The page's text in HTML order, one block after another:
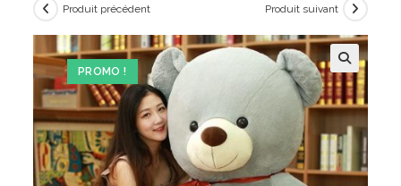
PROMO !
Produit précédent Produit suivant